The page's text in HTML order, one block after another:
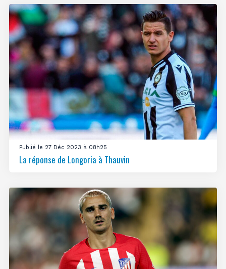
Publié le 27 Déc 2023 à 08h25
La réponse de Longoria à Thauvin